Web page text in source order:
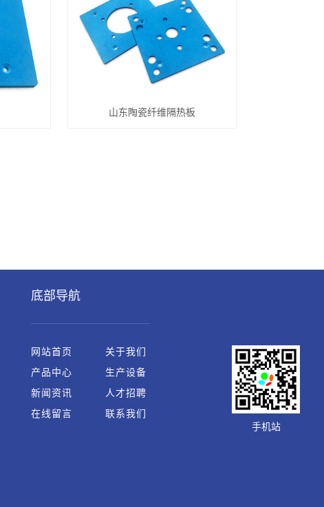
山东陶瓷纤维隔热板
底部导航
网站首页
关于我们
产品中心
生产设备
新闻资讯
人才招聘
在线留言
联系我们
手机站